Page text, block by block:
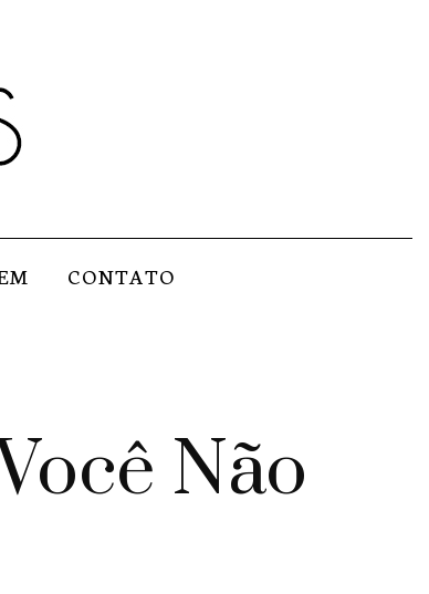
CONTATO
Não